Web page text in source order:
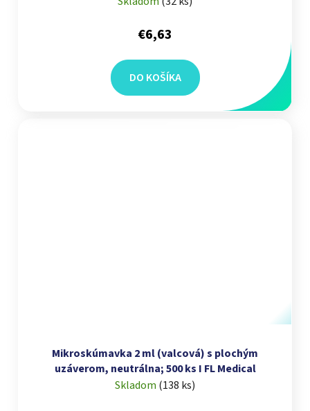
€6,63
DO KOŠÍKA
Mikroskúmavka 2 ml (valcová) s plochým
uzáverom, neutrálna; 500 ks I FL Medical
Skladom (138 ks)